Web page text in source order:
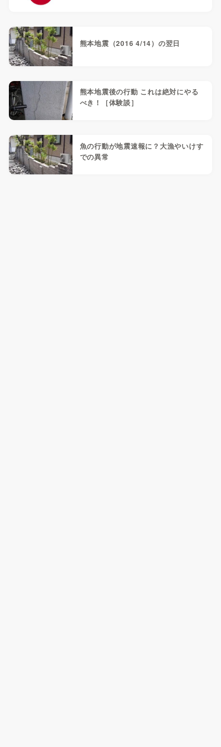
熊本地震（2016 4/14）の翌日
熊本地震後の行動 これは絶対にやる
べき！［体験談］
魚の行動が地震速報に？大漁やいけす
での異常